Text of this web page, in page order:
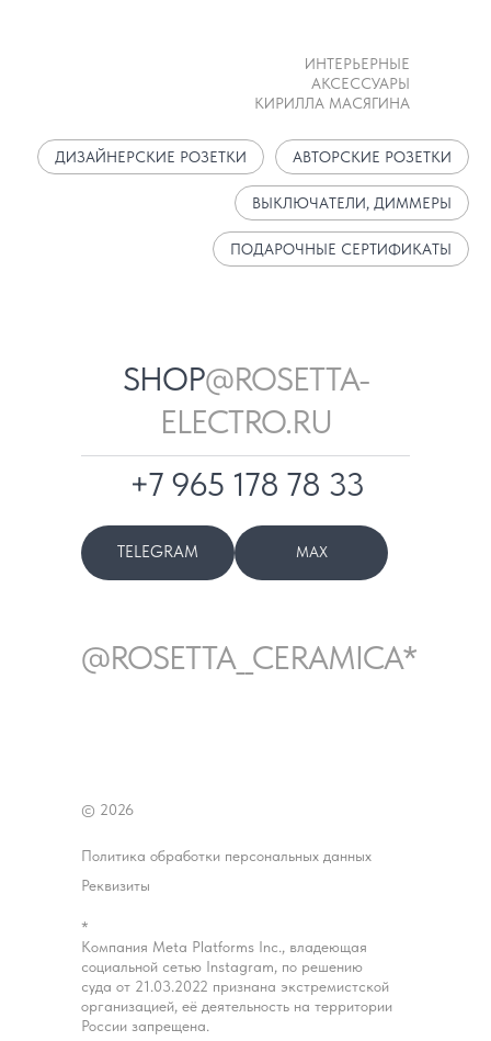
ИНТЕРЬЕРНЫЕ
АКСЕССУАРЫ
КИРИЛЛА МАСЯГИНА
ДИЗАЙНЕРСКИЕ РОЗЕТКИ АВТОРСКИЕ РОЗЕТКИ
ВЫКЛЮЧАТЕЛИ, ДИММЕРЫ
ПОДАРОЧНЫЕ СЕРТИФИКАТЫ
+7 965 178 78 33
@ROSETTA__CERAMICA*
SHOP@ROSETTA-
ELECTRO.RU
TELEGRAM MAX
*
Компания Meta Platforms Inc., владеющая
социальной сетью Instagram, по решению
суда от 21.03.2022 признана экстремистской
организацией, её деятельность на территории
России запрещена.
Политика обработки персональных данных
Реквизиты
© 2026